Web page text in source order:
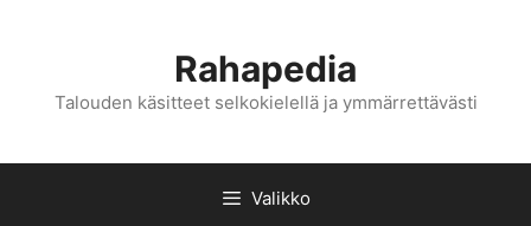
Rahapedia
Talouden käsitteet selkokielellä ja ymmärrettävästi
Valikko